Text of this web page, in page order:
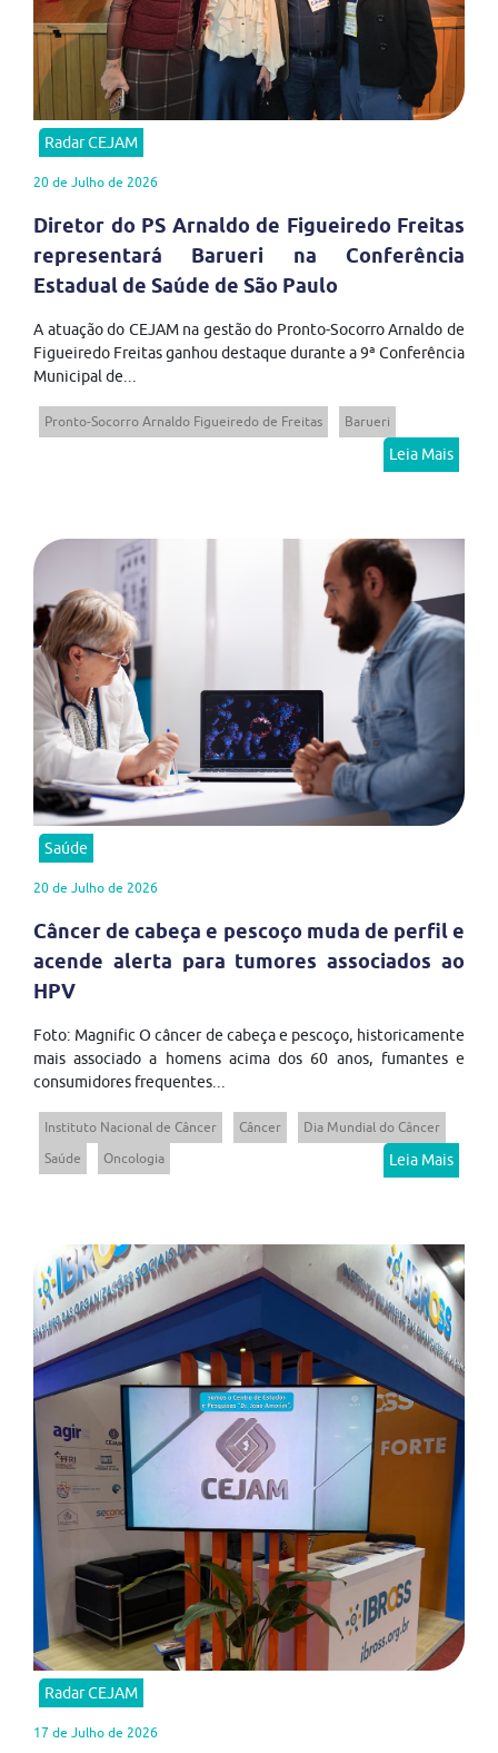
Radar CEJAM
20 de Julho de 2026
Diretor do PS Arnaldo de Figueiredo Freitas
representará Barueri na Conferência
Estadual de Saúde de São Paulo
A atuação do CEJAM na gestão do Pronto-Socorro Arnaldo de
Figueiredo Freitas ganhou destaque durante a 9ª Conferência
Municipal de...
Pronto-Socorro Arnaldo Figueiredo de Freitas Barueri
Leia Mais
Saúde
20 de Julho de 2026
Câncer de cabeça e pescoço muda de perfil e
acende alerta para tumores associados ao
HPV
Foto: Magnific O câncer de cabeça e pescoço, historicamente
mais associado a homens acima dos 60 anos, fumantes e
consumidores frequentes...
Instituto Nacional de Câncer Câncer
Dia Mundial do Câncer
Saúde
Oncologia Leia Mais
Radar CEJAM
17 de Julho de 2026